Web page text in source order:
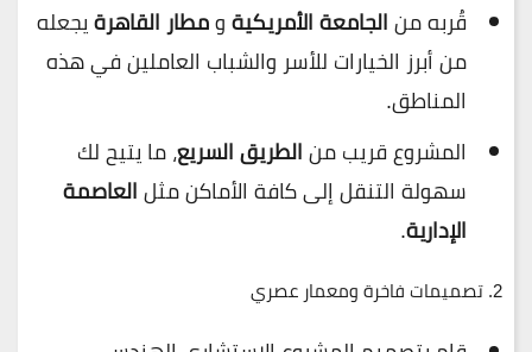
قُربه منالجامعة الأمريكيةومطار القاهرةيجعله
من أبرز الخيارات للأسر والشباب العاملين في هذه
المناطق.
المشروع قريب منالطريق السريع، ما يتيح لك
سهولة التنقل إلى كافة الأماكن مثلالعاصمة
الإدارية.
2. تصميمات فاخرة ومعمار عصري